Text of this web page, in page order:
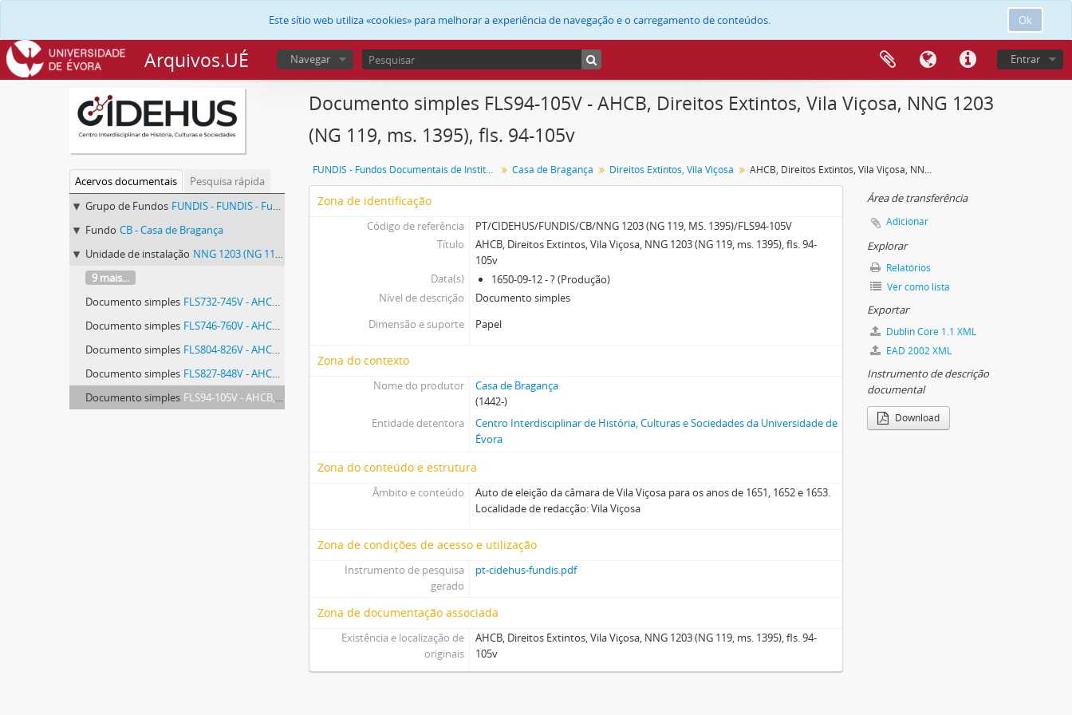
Ok
Este sítio web utiliza «cookies» para melhorar a experiência de navegação e o carregamento de conteúdos.
Arquivos.UÉ Entrar
Navegar
Acervos documentais
Pesquisa rápida
Grupo de Fundos FUNDIS - FUNDIS - Fundos Documentais de Instituições do Sul
Fundo CB - Casa de Bragança
Unidade de instalação NNG 1203 (NG 119, MS. 1395) - Direitos Extintos, Vila Viçosa
9 mais...
Documento simples FLS732-745V - AHCB, Direitos Extintos, Vila Viçosa, NNG 1203 (NG 119, ms. 1395), fls. 732-745v
Documento simples FLS746-760V - AHCB, Direitos Extintos, Vila Viçosa, NNG 1203 (NG 119, ms. 1395), fls. 746-760v
Documento simples FLS804-826V - AHCB, Direitos Extintos, Vila Viçosa, NNG 1203 (NG 119, ms. 1395), fls. 804-826v
Documento simples FLS827-848V - AHCB, Direitos Extintos, Vila Viçosa, NNG 1203 (NG 119, ms. 1395), fls. 827-848v
Documento simples FLS94-105V - AHCB, Direitos Extintos, Vila Viçosa, NNG 1203 (NG 119, ms. 1395), fls. 94-105v
Documento simples FLS94-105V - AHCB, Direitos Extintos, Vila Viçosa, NNG 1203
(NG 119, ms. 1395), fls. 94-105v
FUNDIS - Fundos Documentais de Instituições do Sul Casa de Bragança Direitos Extintos, Vila Viçosa AHCB, Direitos Extintos, Vila Viçosa, NNG 1203 (NG 119, ms. 1395), fls. 94-105v
Zona de identificação
Código de referência
PT/CIDEHUS/FUNDIS/CB/NNG 1203 (NG 119, MS. 1395)/FLS94-105V
Título
AHCB, Direitos Extintos, Vila Viçosa, NNG 1203 (NG 119, ms. 1395), fls. 94-
105v
Data(s)
1650-09-12 - ? (Produção)
Nível de descrição
Documento simples
Dimensão e suporte
Papel
Zona do contexto
Nome do produtor
Casa de Bragança
(1442-)
Entidade detentora
Centro Interdisciplinar de História, Culturas e Sociedades da Universidade de
Évora
Zona do conteúdo e estrutura
Âmbito e conteúdo
Auto de eleição da câmara de Vila Viçosa para os anos de 1651, 1652 e 1653.
Localidade de redacção: Vila Viçosa
Zona de condições de acesso e utilização
Instrumento de pesquisa
gerado
pt-cidehus-fundis.pdf
Zona de documentação associada
Existência e localização de
originais
AHCB, Direitos Extintos, Vila Viçosa, NNG 1203 (NG 119, ms. 1395), fls. 94-
105v
Área de transferência
Adicionar
Explorar
Relatórios
Ver como lista
Exportar
Dublin Core 1.1 XML
EAD 2002 XML
Instrumento de descrição
documental
Download